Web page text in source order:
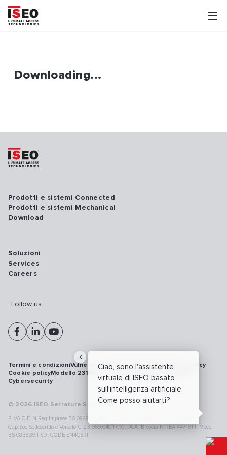
Downloading...
Ciao, sono l'assistente
virtuale di ISEO basato
sull'intelligenza artificiale.
Come posso aiutarti?
Prodotti e sistemi Connected
Prodotti e sistemi Mechanical
Download
Soluzioni
Services
Careers
Follow us
© 2026 ISEO Serrature S.p.A. All right reserved
P.IVA C.F. N.Reg.Imprese BS 08499190018 | Cap.Soc.Deliberato € 24.340.965 |
Cap.Soc.Sottoscritto e Versato € 23.969.040 | C.C.I.A.A. Brescia N.REA 447181 |. Mecc.
BS 083839 | SDI CODE SN4CSRI
Termini e condizioniVulnerability disclosure policyPrivacy policy
Cookie policyModello 231WhistleblowingRichiamo prodotti
Cybersecurity